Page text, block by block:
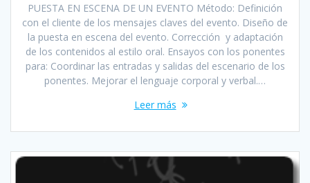
PUESTA EN ESCENA DE UN EVENTO Método: Definición
con el cliente de los mensajes claves del evento. Diseño de
la puesta en escena del evento. Corrección y adaptación
de los contenidos al estilo oral. Ensayos con los ponentes
para: Coordinar las entradas y salidas del escenario de los
ponentes. Mejorar el lenguaje corporal y verbal.…
Leer más